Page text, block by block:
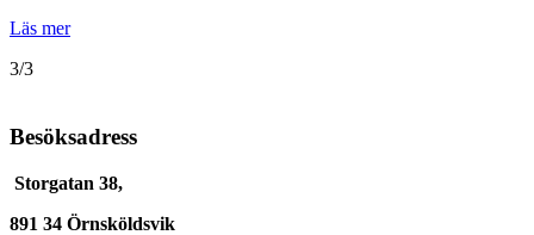
Läs mer
3/3
Besöksadress
Storgatan 38,
891 34 Örnsköldsvik